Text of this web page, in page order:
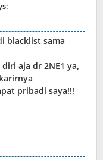
blacklist sama
aja dr 2NE1 ya,
pribadi saya!!!